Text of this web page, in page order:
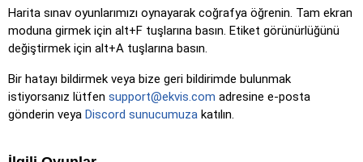
Tıkla (çok kolay): 'Tıkla' gibi çalışır, ancak fareyi bir
konumun üzerine getirdiğinizde adı görünür.
Tıkla (kolay) : 'Tıkla'ya benzer, ancak üç olası konum
Tıkla: Belirtilen konumu tam olarak tıklayın.
Tıkla (sert): 'Tıkla' gibi, ancak tıklanan konumlar orijinal
Harita sınav oyunlarımızı oynayarak coğrafya öğrenin. Tam ekran
moduna girmek için alt+F tuşlarına basın. Etiket görünürlüğünü
değiştirmek için alt+A tuşlarına basın.
Bir hatayı bildirmek veya bize geri bildirimde bulunmak
istiyorsanız lütfen support@ekvis.com adresine e-posta
gönderin veya Discord sunucumuza katılın.